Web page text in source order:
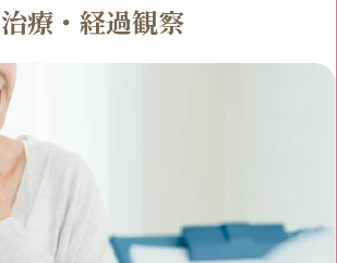
治療・経過観察